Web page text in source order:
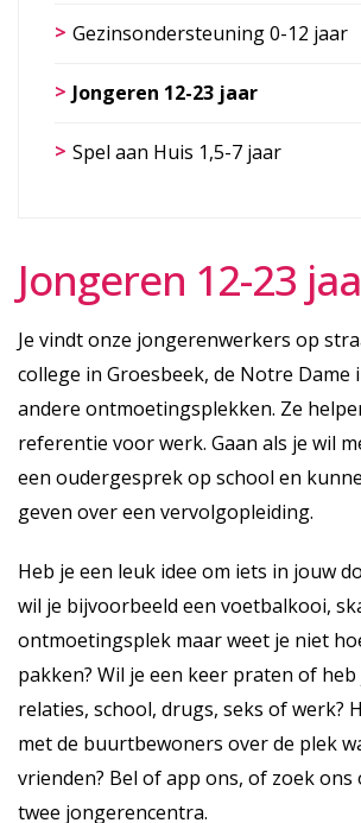
Gezinsondersteuning 0-12 jaar
Jongeren 12-23 jaar
Spel aan Huis 1,5-7 jaar
Jongeren 12-23
Je vindt onze jongerenwerkers op
college in Groesbeek, de Notre Dame
andere ontmoetingsplekken. Ze
referentie voor werk. Gaan als je wil
een oudergesprek op school en
geven over een vervolgopleiding.
Heb je een leuk idee om iets in jouw
wil je bijvoorbeeld een voetbalkooi,
ontmoetingsplek maar weet je niet
pakken? Wil je een keer praten of
relaties, school, drugs, seks of werk?
met de buurtbewoners over de plek
vrienden? Bel of app ons, of zoek ons
twee jongerencentra.